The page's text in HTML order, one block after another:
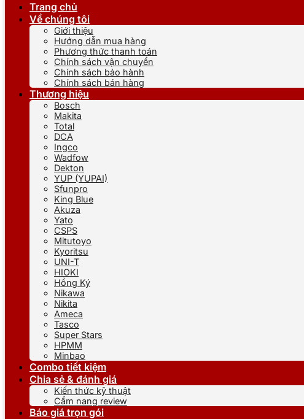
Trang chủ
Về chúng tôi
Giới thiệu
Hướng dẫn mua hàng
Phương thức thanh toán
Chính sách vận chuyển
Chính sách bảo hành
Chính sách bán hàng
Thương hiệu
Bosch
Makita
Total
DCA
Ingco
Wadfow
Dekton
YUP (YUPAI)
Sfunpro
King Blue
Akuza
Yato
CSPS
Mitutoyo
Kyoritsu
UNI-T
HIOKI
Hồng Ký
Nikawa
Nikita
Ameca
Tasco
Super Stars
HPMM
Minbao
Combo tiết kiệm
Chia sẻ & đánh giá
Kiến thức kỹ thuật
Cẩm nang review
Báo giá trọn gói